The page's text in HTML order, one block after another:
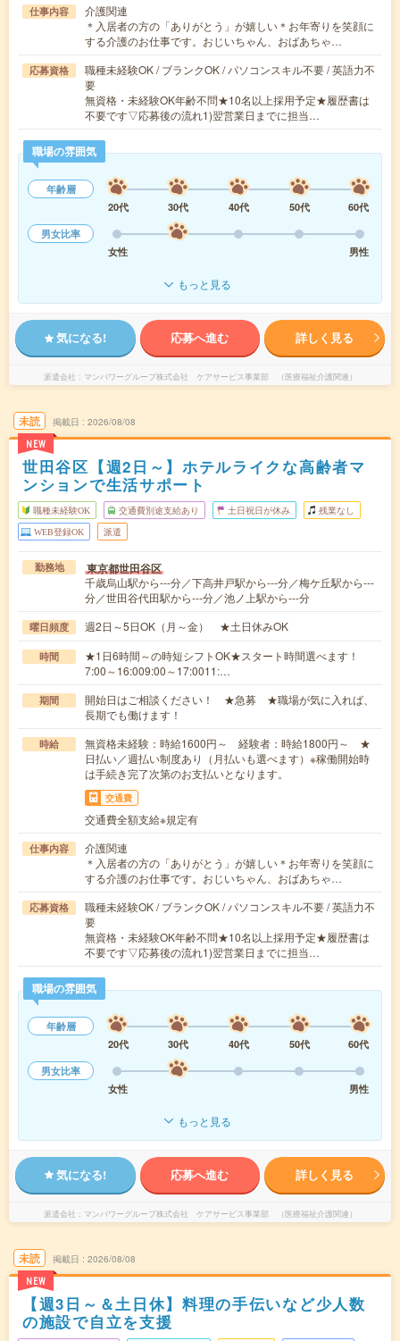
仕事内容
介護関連
＊入居者の方の「ありがとう」が嬉しい＊お年寄りを笑顔に
する介護のお仕事です。おじいちゃん、おばあちゃ…
応募資格
職種未経験OK / ブランクOK / パソコンスキル不要 / 英語力不
要
無資格・未経験OK年齢不問★10名以上採用予定★履歴書は
不要です▽応募後の流れ1)翌営業日までに担当…
職場の雰囲気
年齢層
20代
30代 40代 50代
60代
男女比率
女性
男性
もっと見る
気になる! 応募へ進む 詳しく見る
派遣会社 マンパワーグループ株式会社 ケアサービス事業部 （医療福祉介護関連）
未読
NEW
掲載日 2026/08/08
世田谷区【週2日～】ホテルライクな高齢者マ
ンションで生活サポート
職種未経験OK 交通費別途支給あり 土日祝日が休み 残業なし
WEB登録OK 派遣
勤務地 東京都世田谷区
千歳烏山駅から---分／下高井戸駅から---分／梅ケ丘駅から---
分／世田谷代田駅から---分／池ノ上駅から---分
曜日頻度 週2日～5日OK（月～金） ★土日休みOK
時間
★1日6時間～の時短シフトOK★スタート時間選べます！
7:00～16:009:00～17:0011:…
期間
開始日はご相談ください！ ★急募 ★職場が気に入れば、
長期でも働けます！
時給
無資格未経験：時給1600円～ 経験者：時給1800円～ ★
日払い／週払い制度あり（月払いも選べます）※稼働開始時
は手続き完了次第のお支払いとなります。
交通費
交通費全額支給※規定有
仕事内容
介護関連
＊入居者の方の「ありがとう」が嬉しい＊お年寄りを笑顔に
する介護のお仕事です。おじいちゃん、おばあちゃ…
応募資格
職種未経験OK / ブランクOK / パソコンスキル不要 / 英語力不
要
無資格・未経験OK年齢不問★10名以上採用予定★履歴書は
不要です▽応募後の流れ1)翌営業日までに担当…
職場の雰囲気
年齢層
20代
30代 40代 50代
60代
男女比率
女性
男性
もっと見る
気になる! 応募へ進む 詳しく見る
派遣会社 マンパワーグループ株式会社 ケアサービス事業部 （医療福祉介護関連）
未読
NEW
掲載日 2026/08/08
【週3日～＆土日休】料理の手伝いなど少人数
の施設で自立を支援